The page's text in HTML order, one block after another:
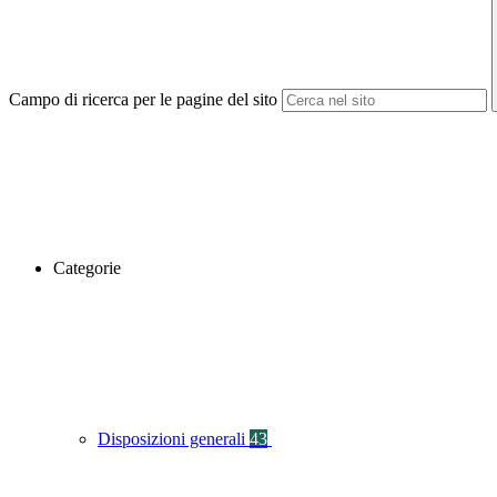
Campo di ricerca per le pagine del sito
Categorie
Disposizioni generali 43